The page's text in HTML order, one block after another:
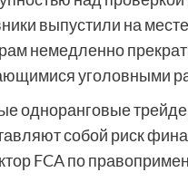
выпустили на
немедленно
уголовными
одноранговые
собой риск
FCA по